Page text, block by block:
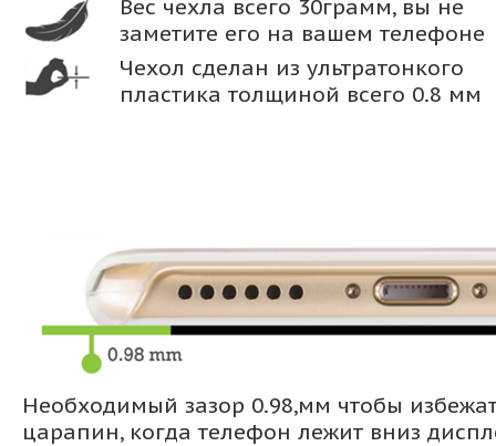
Вес чехла всего 30грамм, вы не
заметите его на вашем телефоне
Чехол сделан из ультратонкого
пластика толщиной всего 0.8 мм
Необходимый зазор 0.98,мм чтобы
царапин, когда телефон лежит вниз